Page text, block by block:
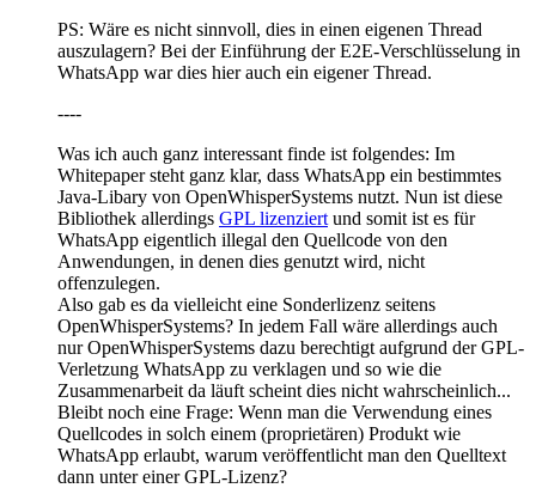
PS: Wäre es nicht sinnvoll, dies in einen eigenen Thread
auszulagern? Bei der Einführung der E2E-Verschlüsselung in
WhatsApp war dies hier auch ein eigener Thread.
----
Was ich auch ganz interessant finde ist folgendes: Im
Whitepaper steht ganz klar, dass WhatsApp ein bestimmtes
Java-Libary von OpenWhisperSystems nutzt. Nun ist diese
Bibliothek allerdings GPL lizenziert und somit ist es für
WhatsApp eigentlich illegal den Quellcode von den
Anwendungen, in denen dies genutzt wird, nicht
offenzulegen.
Also gab es da vielleicht eine Sonderlizenz seitens
OpenWhisperSystems? In jedem Fall wäre allerdings auch
nur OpenWhisperSystems dazu berechtigt aufgrund der GPL-
Verletzung WhatsApp zu verklagen und so wie die
Zusammenarbeit da läuft scheint dies nicht wahrscheinlich...
Bleibt noch eine Frage: Wenn man die Verwendung eines
Quellcodes in solch einem (proprietären) Produkt wie
WhatsApp erlaubt, warum veröffentlicht man den Quelltext
dann unter einer GPL-Lizenz?